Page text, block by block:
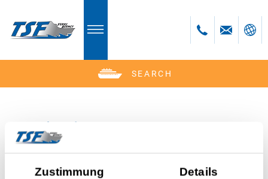
Zustimmung Details
SEARCH
Reedereien